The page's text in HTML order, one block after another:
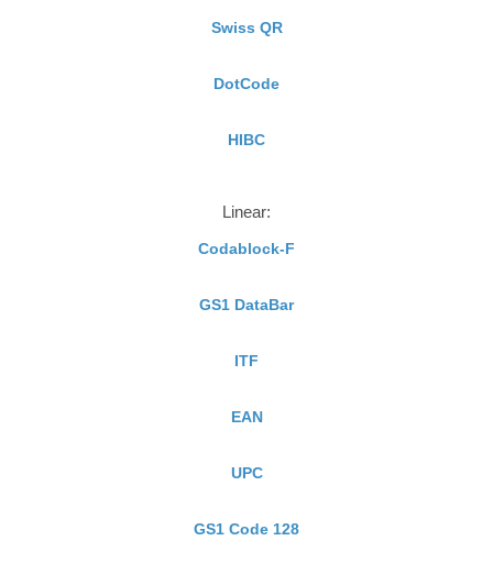
Swiss QR
DotCode
HIBC
Linear:
Codablock-F
GS1 DataBar
ITF
EAN
UPC
GS1 Code 128